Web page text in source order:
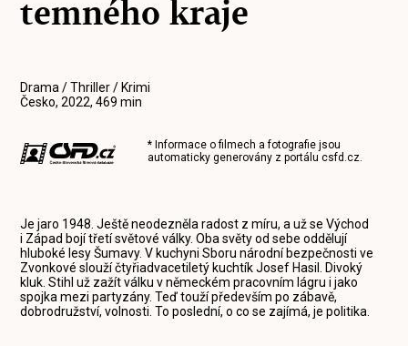
temného kraje
Drama / Thriller / Krimi
Česko, 2022, 469 min
* Informace o filmech a fotografie jsou
automaticky generovány z portálucsfd.cz.
Je jaro 1948. Ještě neodezněla radost z míru, a už se Východ
i Západ bojí třetí světové války. Oba světy od sebe oddělují
hluboké lesy Šumavy. V kuchyni Sboru národní bezpečnosti ve
Zvonkové slouží čtyřiadvacetiletý kuchtík Josef Hasil. Divoký
kluk. Stihl už zažít válku v německém pracovním lágru i jako
spojka mezi partyzány. Teď touží především po zábavě,
dobrodružství, volnosti. To poslední, o co se zajímá, je politika.